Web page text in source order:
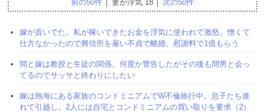
前の50件│ 妻が浮気 18 │ 次の50件
嫁が貢いでた。私が稼いできたお金を浮気に使われて激怒。憎くて
仕方なかったので興信所を雇い不貞で離婚。慰謝料で1億もらう
間と嫁は教授と生徒の関係。何度か警告したがその後も間男と会っ
てるのでサッサと終わりにしたい
嫁は熱海にある家族のコンドミニアムでW不倫旅行中。息子たち連
れて引越し。2人には自宅とコンドミニアムの買い取りを要求（2）